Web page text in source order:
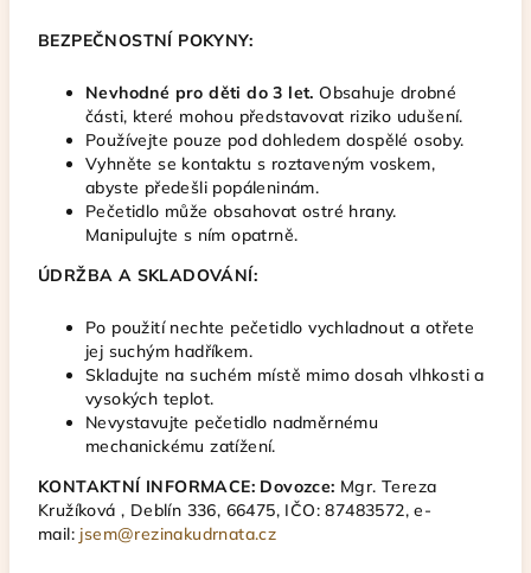
BEZPEČNOSTNÍ POKYNY:
Nevhodné pro děti do 3 let. Obsahuje drobné
části, které mohou představovat riziko udušení.
Používejte pouze pod dohledem dospělé osoby.
Vyhněte se kontaktu s roztaveným voskem,
abyste předešli popáleninám.
Pečetidlo může obsahovat ostré hrany.
Manipulujte s ním opatrně.
ÚDRŽBA A SKLADOVÁNÍ:
Po použití nechte pečetidlo vychladnout a otřete
jej suchým hadříkem.
Skladujte na suchém místě mimo dosah vlhkosti a
vysokých teplot.
Nevystavujte pečetidlo nadměrnému
mechanickému zatížení.
KONTAKTNÍ INFORMACE: Dovozce: Mgr. Tereza
Kružíková , Deblín 336, 66475, IČO: 87483572, e-
mail: jsem@rezinakudrnata.cz